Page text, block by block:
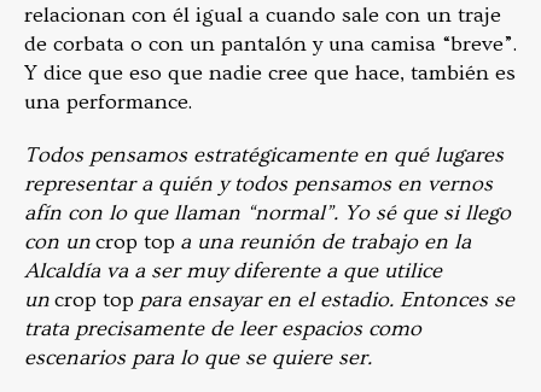
relacionan con él igual a cuando sale con un traje
de corbata o con un pantalón y una camisa “breve”.
Y dice que eso que nadie cree que hace, también es
una performance.
Todos pensamos estratégicamente en qué lugares
representar a quién y todos pensamos en vernos
afín con lo que llaman “normal”. Yo sé que si llego
con uncrop top a una reunión de trabajo en la
Alcaldía va a ser muy diferente a que utilice
uncrop top para ensayar en el estadio. Entonces se
trata precisamente de leer espacios como
escenarios para lo que se quiere ser.